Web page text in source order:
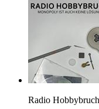
Radio